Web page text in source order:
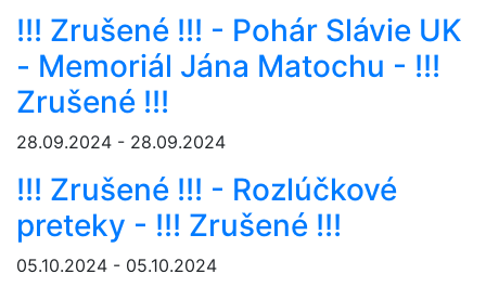
!!! Zrušené !!! - Pohár Slávie UK
- Memoriál Jána Matochu - !!!
Zrušené !!!
28.09.2024 - 28.09.2024
!!! Zrušené !!! - Rozlúčkové
preteky - !!! Zrušené !!!
05.10.2024 - 05.10.2024